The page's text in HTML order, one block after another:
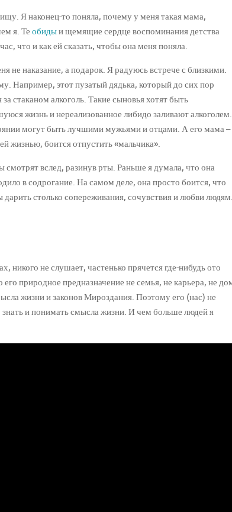
Я наконец-то поняла, почему у меня такая мама,
я. Те обидыи щемящие сердце воспоминания детства
что и как ей сказать, чтобы она меня поняла.
не наказание, а подарок. Я радуюсь встрече с близкими.
Например, этот пузатый дядька, который до сих пор
стаканом алкоголь. Такие сыновья хотят быть
жизнь и нереализованное либидо заливают алкоголем.
могут быть лучшими мужьями и отцами. А его мама –
жизнью, боится отпустить «мальчика».
смотрят вслед, разинув рты. Раньше я думала, что она
в содрогание. На самом деле, она просто боится, что
дарить столько сопереживания, сочувствия и любви
никого не слушает, частенько прячется где-нибудь ото
природное предназначение не семья, не карьера, не
жизни и законов Мироздания. Поэтому его (нас) не
и понимать смысла жизни. И чем больше людей я